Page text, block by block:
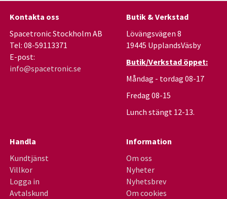
Kontakta oss
Spacetronic Stockholm AB
Tel: 08-59113371
E-post:
info@spacetronic.se
Butik & Verkstad
Lövängsvägen 8
19445 UpplandsVäsby
Butik/Verkstad öppet:
Måndag - tordag 08-17
Fredag 08-15
Lunch stängt 12-13.
Handla
Kundtjänst
Villkor
Logga in
Avtalskund
Information
Om oss
Nyheter
Nyhetsbrev
Om cookies